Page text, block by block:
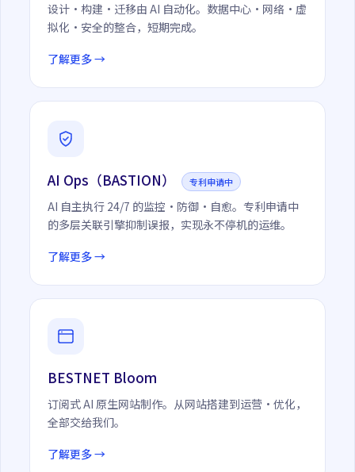
设计·构建·迁移由 AI 自动化。数据中心·网络·虚
拟化·安全的整合，短期完成。
了解更多 →
AI Ops（BASTION） 专利申请中
AI 自主执行 24/7 的监控·防御·自愈。专利申请中
的多层关联引擎抑制误报，实现永不停机的运维。
了解更多 →
BESTNET Bloom
订阅式 AI 原生网站制作。从网站搭建到运营·优化，
全部交给我们。
了解更多 →